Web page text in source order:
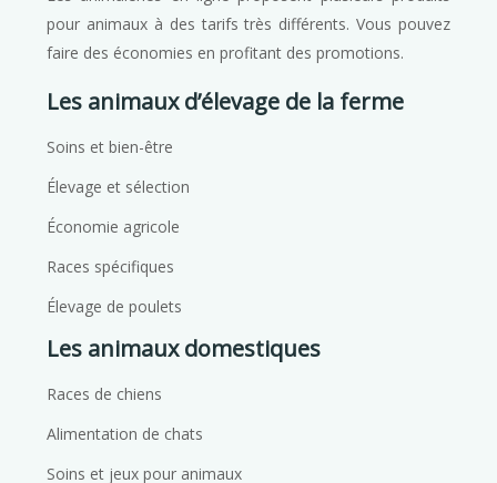
pour animaux à des tarifs très différents. Vous pouvez
faire des économies en profitant des promotions.
Les animaux d’élevage de la ferme
Soins et bien-être
Élevage et sélection
Économie agricole
Races spécifiques
Élevage de poulets
Les animaux domestiques
Races de chiens
Alimentation de chats
Soins et jeux pour animaux